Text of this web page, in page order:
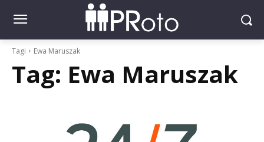
Tagi Ewa Maruszak
Tag: Ewa Maruszak